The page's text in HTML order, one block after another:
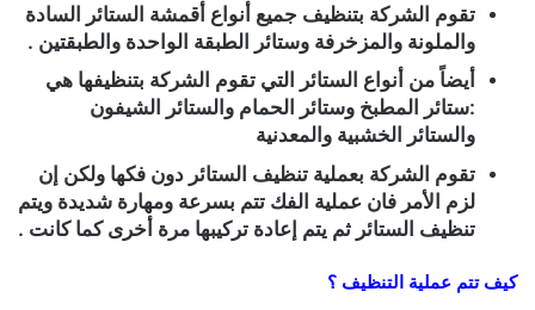
تقوم الشركة بتنظيف جميع أنواع أقمشة الستائر السادة
والملونة والمزخرفة وستائر الطبقة الواحدة والطبقتين .
أيضاً من أنواع الستائر التي تقوم الشركة بتنظيفها هي
:ستائر المطبخ وستائر الحمام والستائر الشيفون
والستائر الخشبية والمعدنية
تقوم الشركة بعملية تنظيف الستائر دون فكها ولكن إن
لزم الأمر فان عملية الفك تتم بسرعة ومهارة شديدة ويتم
تنظيف الستائر ثم يتم إعادة تركيبها مرة أخرى كما كانت .
كيف تتم عملية التنظيف ؟